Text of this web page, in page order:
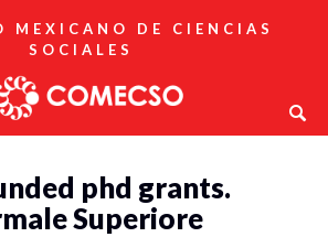
MEXICANO DE CIENCIAS
SOCIALES
phd grants.
Superiore